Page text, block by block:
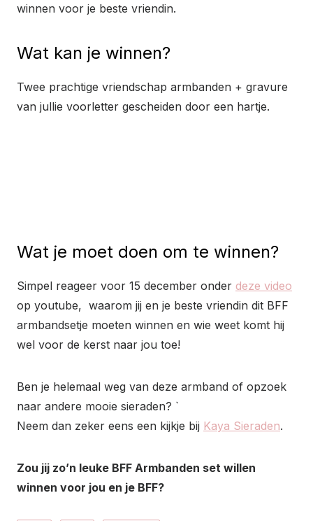
winnen voor je beste vriendin.
Wat kan je winnen?
Twee prachtige vriendschap armbanden + gravure
van jullie voorletter gescheiden door een hartje.
Wat je moet doen om te winnen?
Simpel reageer voor 15 december onder deze video
op youtube, waarom jij en je beste vriendin dit BFF
armbandsetje moeten winnen en wie weet komt hij
wel voor de kerst naar jou toe!
Ben je helemaal weg van deze armband of opzoek
naar andere mooie sieraden? `
Neem dan zeker eens een kijkje bij Kaya Sieraden.
Zou jij zo’n leuke BFF Armbanden set willen
winnen voor jou en je BFF?